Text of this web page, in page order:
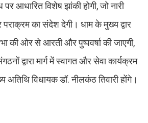
पर आधारित विशेष झांकी होगी, जो नारी
का संदेश देगी। धाम के मुख्य द्वार
की ओर से आरती और पुष्पवर्षा की जाएगी,
द्वारा मार्ग में स्वागत और सेवा कार्यक्रम
अतिथि विधायक डॉ. नीलकंठ तिवारी होंगे।